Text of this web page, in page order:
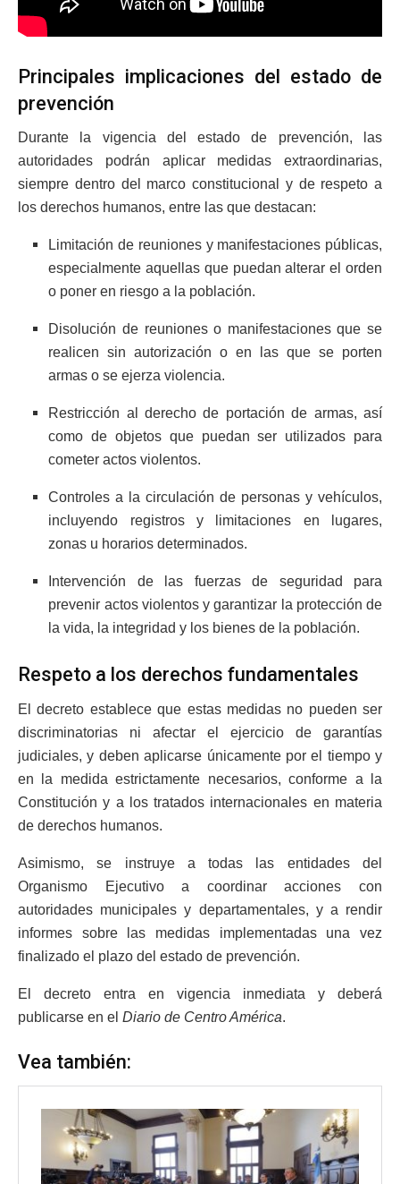
Principales implicaciones del estado de
prevención
Durante la vigencia del estado de prevención, las
autoridades podrán aplicar medidas extraordinarias,
siempre dentro del marco constitucional y de respeto a
los derechos humanos, entre las que destacan:
Limitación de reuniones y manifestaciones públicas,
especialmente aquellas que puedan alterar el orden
o poner en riesgo a la población.
Disolución de reuniones o manifestaciones que se
realicen sin autorización o en las que se porten
armas o se ejerza violencia.
Restricción al derecho de portación de armas, así
como de objetos que puedan ser utilizados para
cometer actos violentos.
Controles a la circulación de personas y vehículos,
incluyendo registros y limitaciones en lugares,
zonas u horarios determinados.
Intervención de las fuerzas de seguridad para
prevenir actos violentos y garantizar la protección de
la vida, la integridad y los bienes de la población.
Respeto a los derechos fundamentales
El decreto establece que estas medidas no pueden ser
discriminatorias ni afectar el ejercicio de garantías
judiciales, y deben aplicarse únicamente por el tiempo y
en la medida estrictamente necesarios, conforme a la
Constitución y a los tratados internacionales en materia
de derechos humanos.
Asimismo, se instruye a todas las entidades del
Organismo Ejecutivo a coordinar acciones con
autoridades municipales y departamentales, y a rendir
informes sobre las medidas implementadas una vez
finalizado el plazo del estado de prevención.
El decreto entra en vigencia inmediata y deberá
publicarse en el Diario de Centro América.
Vea también: